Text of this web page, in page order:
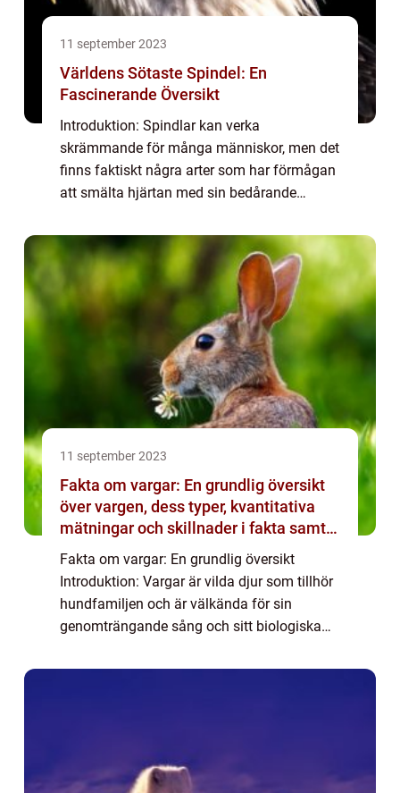
11 september 2023
Världens Sötaste Spindel: En
Fascinerande Översikt
Introduktion: Spindlar kan verka
skrämmande för många människor, men det
finns faktiskt några arter som har förmågan
att smälta hjärtan med sin bedårande
i världens sötaste spindel och utforska dess
olika ...
11 september 2023
Fakta om vargar: En grundlig översikt
över vargen, dess typer, kvantitativa
mätningar och skillnader i fakta samt
historiska för- och nackdelar
Fakta om vargar: En grundlig översikt
Introduktion: Vargar är vilda djur som tillhör
hundfamiljen och är välkända för sin
genomträngande sång och sitt biologiska
utforska olika faktorer och aspekter av